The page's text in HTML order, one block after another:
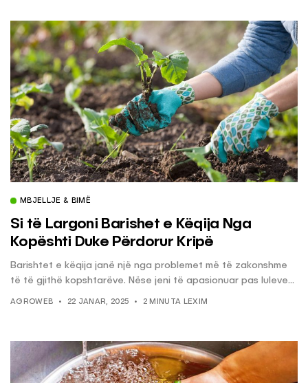
MBJELLJE & BIMË
Si të Largoni Barishet e Këqija Nga
Kopështi Duke Përdorur Kripë
Barishtet e këqija janë një nga problemet më të zakonshme
të të gjithë kopshtarëve. Nëse jeni të apasionuar pas luleve...
AGROWEB 22 JANAR, 2025 2 MINUTA LEXIM